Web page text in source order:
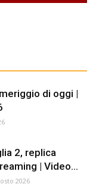
di oggi |
2, replica
| Video...
2026